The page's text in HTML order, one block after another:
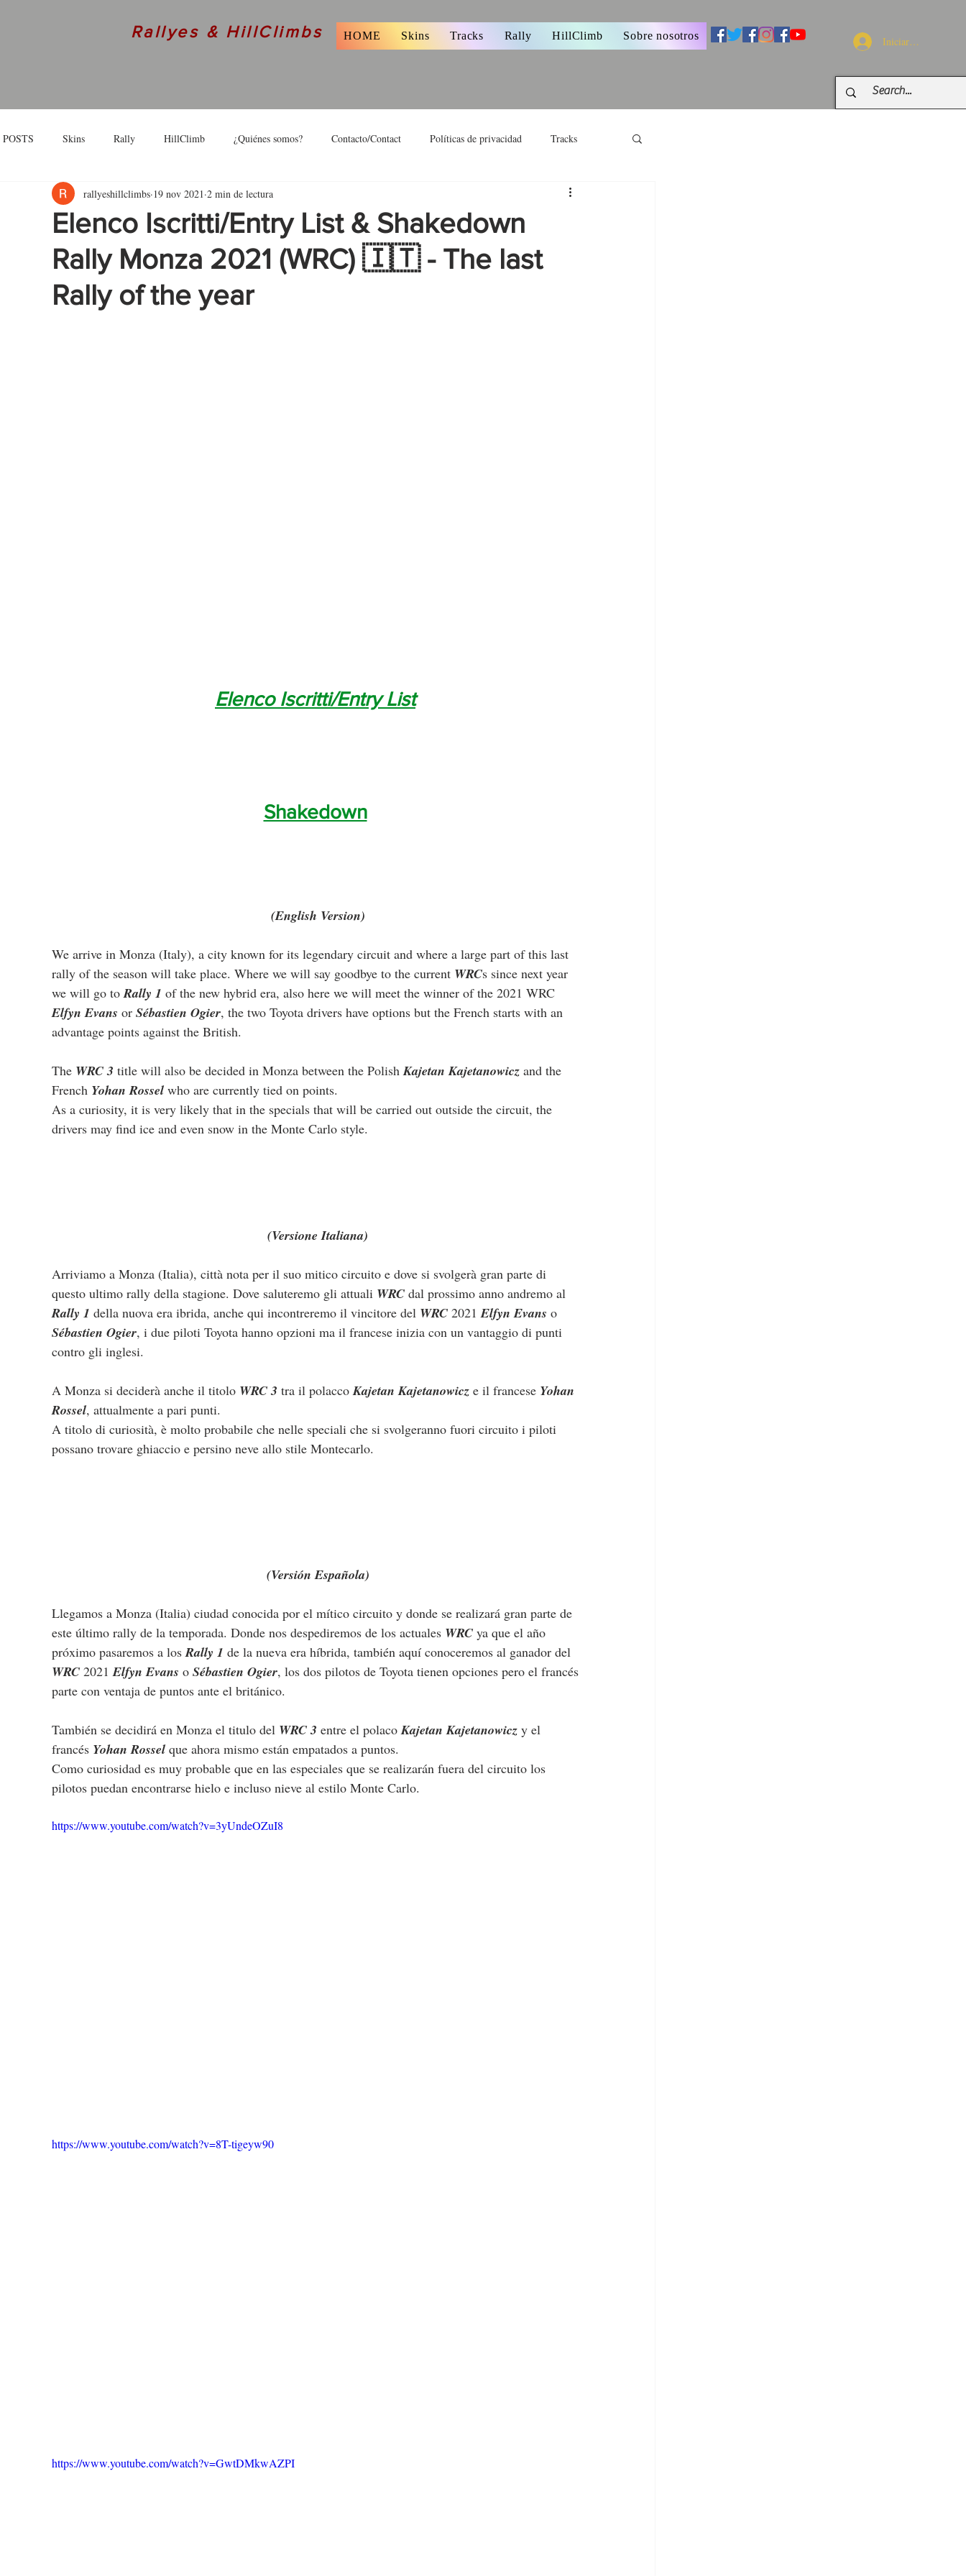
Rallyes & HillClimbs HOME Skins Tracks Rally HillClimb Sobre nosotros Iniciar sesión
Skins Rally HillClimb ¿Quiénes somos? Contacto/Contact Políticas de privacidad Tracks
Interview
Elenco Iscritti/Entry List & Shakedown
Rally Monza 2021 (WRC) 🇮🇹 - The last
Rally of the year
rallyeshillclimbs 19 nov 2021 2 min de lectura
Elenco Iscritti/Entry List
Shakedown
(English Version)
We arrive in Monza (Italy), a city known for its legendary circuit and where a large part of this last
rally of the season will take place. Where we will say goodbye to the current WRCs since next year
we will go to Rally 1 of the new hybrid era, also here we will meet the winner of the 2021 WRC
Elfyn Evans or Sébastien Ogier, the two Toyota drivers have options but the French starts with an
advantage points against the British.
The WRC 3 title will also be decided in Monza between the Polish Kajetan Kajetanowicz and the
French Yohan Rossel who are currently tied on points.
As a curiosity, it is very likely that in the specials that will be carried out outside the circuit, the
drivers may find ice and even snow in the Monte Carlo style.
(Versione Italiana)
Arriviamo a Monza (Italia), città nota per il suo mitico circuito e dove si svolgerà gran parte di
questo ultimo rally della stagione. Dove saluteremo gli attuali WRC dal prossimo anno andremo al
Rally 1 della nuova era ibrida, anche qui incontreremo il vincitore del WRC 2021 Elfyn Evans o
Sébastien Ogier, i due piloti Toyota hanno opzioni ma il francese inizia con un vantaggio di punti
contro gli inglesi.
A Monza si deciderà anche il titolo WRC 3 tra il polacco Kajetan Kajetanowicz e il francese Yohan
Rossel, attualmente a pari punti.
A titolo di curiosità, è molto probabile che nelle speciali che si svolgeranno fuori circuito i piloti
possano trovare ghiaccio e persino neve allo stile Montecarlo.
(Versión Española)
Llegamos a Monza (Italia) ciudad conocida por el mítico circuito y donde se realizará gran parte de
este último rally de la temporada. Donde nos despediremos de los actuales WRC ya que el año
próximo pasaremos a los Rally 1 de la nueva era híbrida, también aquí conoceremos al ganador del
WRC 2021 Elfyn Evans o Sébastien Ogier, los dos pilotos de Toyota tienen opciones pero el francés
parte con ventaja de puntos ante el británico.
También se decidirá en Monza el titulo del WRC 3 entre el polaco Kajetan Kajetanowicz y el
francés Yohan Rossel que ahora mismo están empatados a puntos.
Como curiosidad es muy probable que en las especiales que se realizarán fuera del circuito los
pilotos puedan encontrarse hielo e incluso nieve al estilo Monte Carlo.
https://www.youtube.com/watch?v=3yUndeOZuI8
https://www.youtube.com/watch?v=8T-tigeyw90
https://www.youtube.com/watch?v=GwtDMkwAZPI